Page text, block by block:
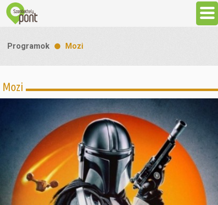
Látnivalók
Gasztronómia
Szállás
Sport
Programok Mozi
Mozi